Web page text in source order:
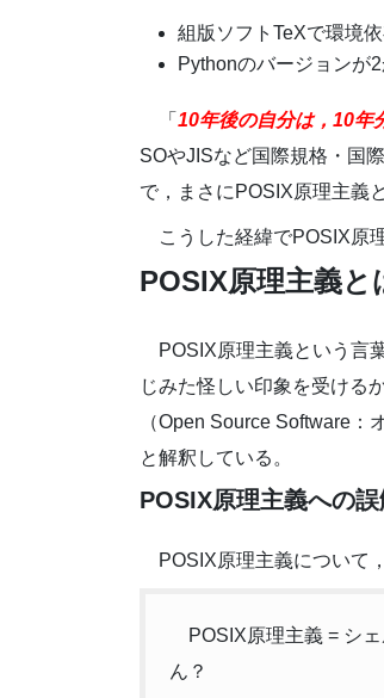
組版ソフトTeXで環境
Pythonのバージョンが
「 10年後の自分は，10年
SOやJISなど国際規格・国
で，まさにPOSIX原理主義
こうした経緯でPOSIX原
POSIX原理主義と
POSIX原理主義という言
じみた怪しい印象を受ける
（Open Source Software
と解釈している。
POSIX原理主義への
POSIX原理主義について
POSIX原理主義 = シ
ん？